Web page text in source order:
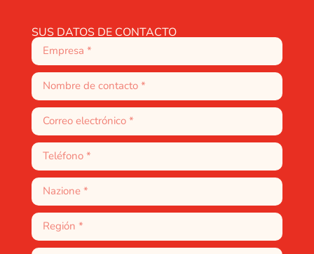
SUS DATOS DE CONTACTO